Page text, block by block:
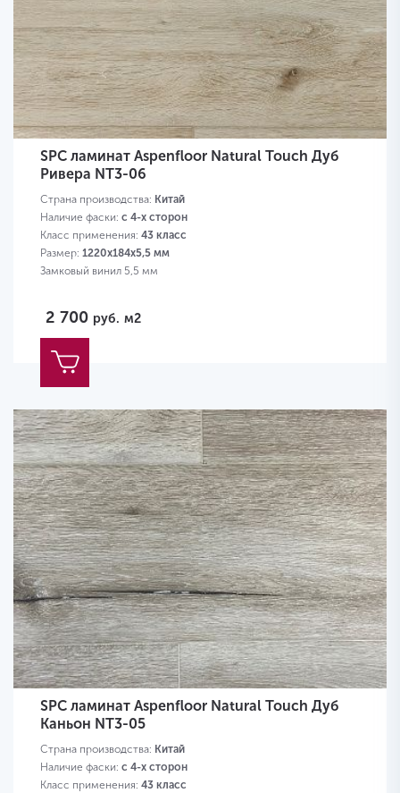
SPC ламинат Aspenfloor Natural Touch Дуб
Ривера NT3-06
Страна производства: Китай
Наличие фаски: с 4-х сторон
Класс применения: 43 класс
Размер: 1220х184х5,5 мм
Замковый винил 5,5 мм
2 700 руб. м2
SPC ламинат Aspenfloor Natural Touch Дуб
Каньон NT3-05
Страна производства: Китай
Наличие фаски: с 4-х сторон
Класс применения: 43 класс